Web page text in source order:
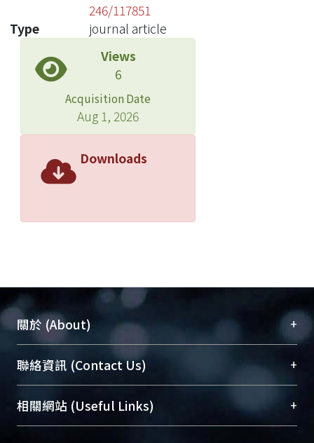
246/117851
Type
journal article
Views
6
Acquisition Date
Aug 1, 2026
Downloads
關於 (About) +
臺大位居世界頂尖大學之列，為永久珍藏及向國際
展現本校豐碩的研究成果及學術能量，圖書館整合
機構典藏（NTUR）與學術庫（AH）不同功能平
台，成為臺大學術典藏NTU scholars。期能整合研
聯絡資訊 (Contact Us) +
總館學科館員(Main Library)
醫學圖書館學科館員(Medical Library)
相關網站 (Useful Links) +